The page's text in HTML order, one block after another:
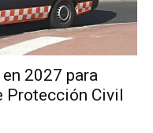
2027 para
Protección Civil